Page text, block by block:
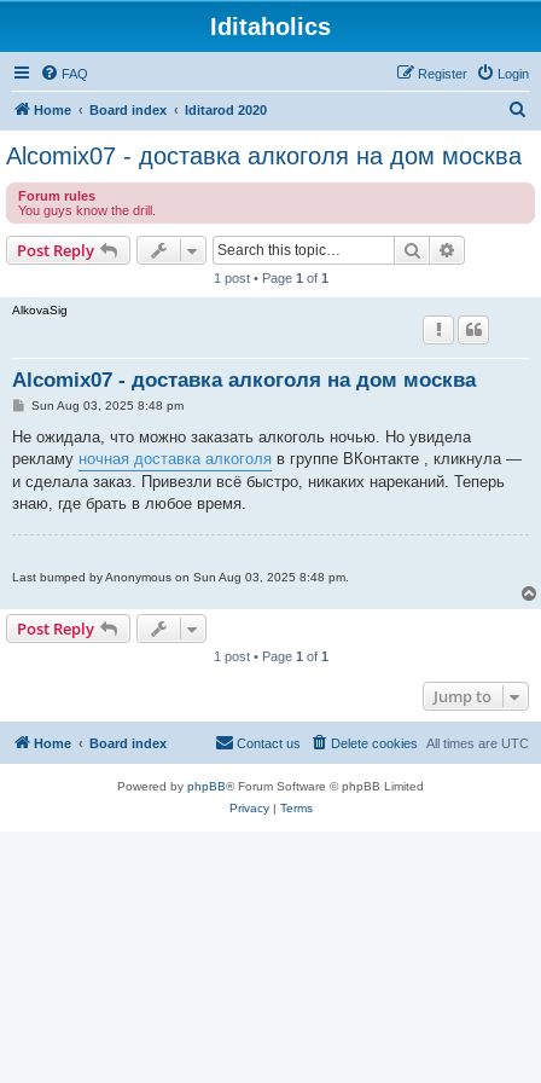
Iditaholics
FAQ Login
Register
Home Board index Iditarod 2020
c
Alcomix07 - доставка алкоголя на дом москва
Forum rules
You guys know the drill.
Post Reply Search
1 post • Page 1 of 1
AlkovaSig
Alcomix07 - доставка алкоголя на дом москва
P
s
Sun Aug 03, 2025 8:48 pm
Не ожидала, что можно заказать алкоголь ночью. Но увидела
рекламу ночная доставка алкоголя в группе ВКонтакте , кликнула —
и сделала заказ. Привезли всё быстро, никаких нареканий. Теперь
знаю, где брать в любое время.
Last bumped by Anonymous on Sun Aug 03, 2025 8:48 pm.
Post Reply
1 post • Page 1 of 1
Jump to
Home Board index All times are UTC
Delete cookies
Contact us
Powered by phpBB® Forum Software © phpBB Limited
Privacy| Terms